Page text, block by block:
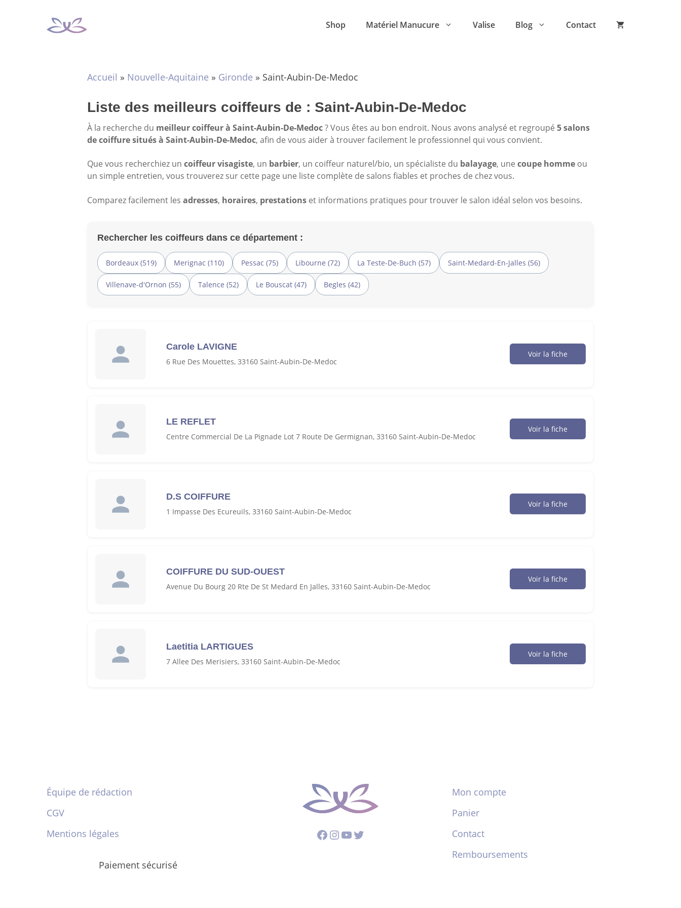
Shop Matériel Manucure Valise Blog Contact
Accueil » Nouvelle-Aquitaine » Gironde » Saint-Aubin-De-Medoc
Liste des meilleurs coiffeurs de : Saint-Aubin-De-Medoc
À la recherche du meilleur coiffeur à Saint-Aubin-De-Medoc? Vous êtes au bon endroit. Nous avons analysé et regroupé 5 salons
de coiffure situés à Saint-Aubin-De-Medoc, afin de vous aider à trouver facilement le professionnel qui vous convient.
Que vous recherchiez un coiffeur visagiste, un barbier, un coiffeur naturel/bio, un spécialiste du balayage, une coupe homme ou
un simple entretien, vous trouverez sur cette page une liste complète de salons fiables et proches de chez vous.
Comparez facilement les adresses, horaires, prestations et informations pratiques pour trouver le salon idéal selon vos besoins.
Rechercher les coiffeurs dans ce département :
Bordeaux (519) Merignac (110) Pessac (75) Libourne (72) La Teste-De-Buch (57) Saint-Medard-En-Jalles (56)
Villenave-d'Ornon (55) Talence (52) Le Bouscat (47) Begles (42)
Carole LAVIGNE
6 Rue Des Mouettes, 33160 Saint-Aubin-De-Medoc
Voir la fiche
LE REFLET
Centre Commercial De La Pignade Lot 7 Route De Germignan, 33160 Saint-Aubin-De-Medoc
Voir la fiche
D.S COIFFURE
1 Impasse Des Ecureuils, 33160 Saint-Aubin-De-Medoc
Voir la fiche
COIFFURE DU SUD-OUEST
Avenue Du Bourg 20 Rte De St Medard En Jalles, 33160 Saint-Aubin-De-Medoc
Voir la fiche
Laetitia LARTIGUES
7 Allee Des Merisiers, 33160 Saint-Aubin-De-Medoc
Voir la fiche
Équipe de rédaction
CGV
Mentions légales
Paiement sécurisé
Facebook
Instagram
YouTube
Twitter
Mon compte
Panier
Contact
Remboursements